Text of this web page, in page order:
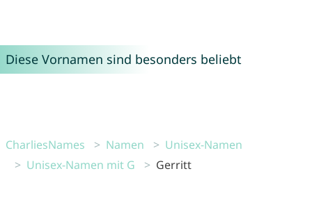
Diese Vornamen sind besonders beliebt
CharliesNames Namen
Unisex-Namen
Unisex-Namen mit G
Gerritt